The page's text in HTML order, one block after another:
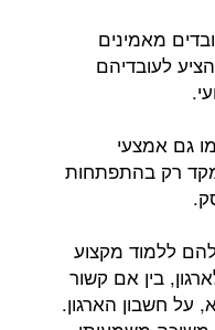
כי כ-80% מהעובדים מאמינים
לעובדיהם
גם אמצעי
רק בהתפתחות
ללמוד מקצוע
בין אם קשור
על חשבון הארגון.